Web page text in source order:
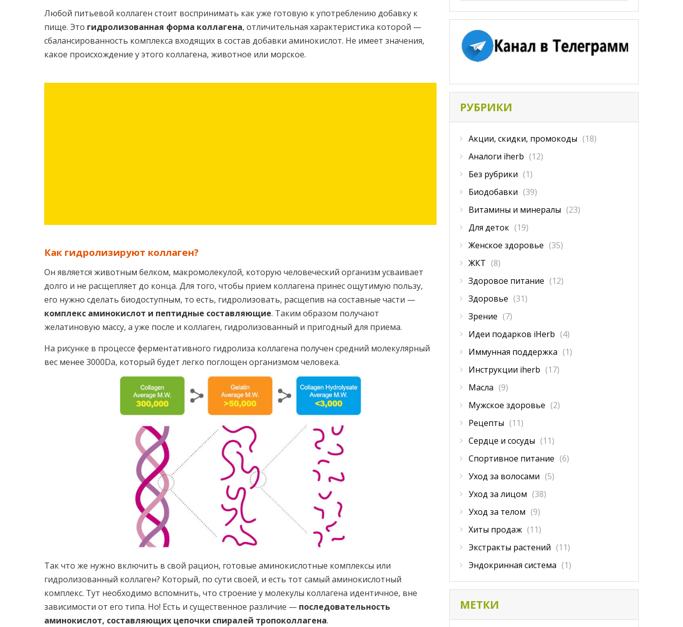
Любой питьевой коллаген стоит воспринимать как уже готовую к употреблению добавку к
пище. Это гидролизованная форма коллагена, отличительная характеристика которой —
сбалансированность комплекса входящих в состав добавки аминокислот. Не имеет значения,
какое происхождение у этого коллагена, животное или морское.
Как гидролизируют коллаген?
Он является животным белком, макромолекулой, которую человеческий организм усваивает
долго и не расщепляет до конца. Для того, чтобы прием коллагена принес ощутимую пользу,
его нужно сделать биодоступным, то есть, гидролизовать, расщепив на составные части —
комплекс аминокислот и пептидные составляющие. Таким образом получают
желатиновую массу, а уже после и коллаген, гидролизованный и пригодный для приема.
На рисунке в процессе ферментативного гидролиза коллагена получен средний молекулярный
вес менее 3000Da, который будет легко поглощен организмом человека.
Так что же нужно включить в свой рацион, готовые аминокислотные комплексы или
гидролизованный коллаген? Который, по сути своей, и есть тот самый аминокислотный
комплекс. Тут необходимо вспомнить, что строение у молекулы коллагена идентичное, вне
зависимости от его типа. Но! Есть и существенное различие — последовательность
аминокислот, составляющих цепочки спиралей тропоколлагена.
РУБРИКИ
Акции, скидки, промокоды (18)
Аналоги iherb (12)
Без рубрики (1)
Биодобавки (39)
Витамины и минералы (23)
Для деток (19)
Женское здоровье (35)
ЖКТ (8)
Здоровое питание (12)
Здоровье (31)
Зрение (7)
Идеи подарков iHerb (4)
Иммунная поддержка (1)
Инструкции iherb (17)
Масла (9)
Мужское здоровье (2)
Рецепты (11)
Сердце и сосуды (11)
Спортивное питание (6)
Уход за волосами (5)
Уход за лицом (38)
Уход за телом (9)
Хиты продаж (11)
Экстракты растений (11)
Эндокринная система (1)
МЕТКИ